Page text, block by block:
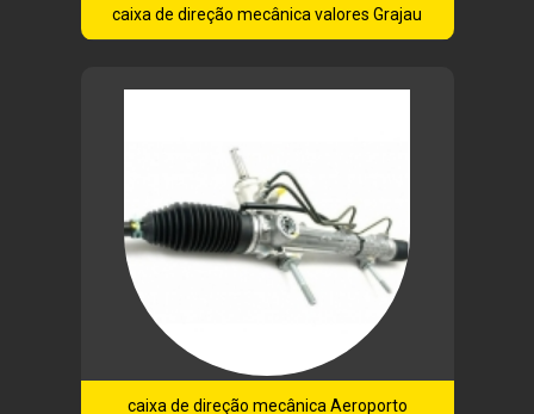
caixa de direção mecânica valores Grajau
caixa de direção mecânica Aeroporto